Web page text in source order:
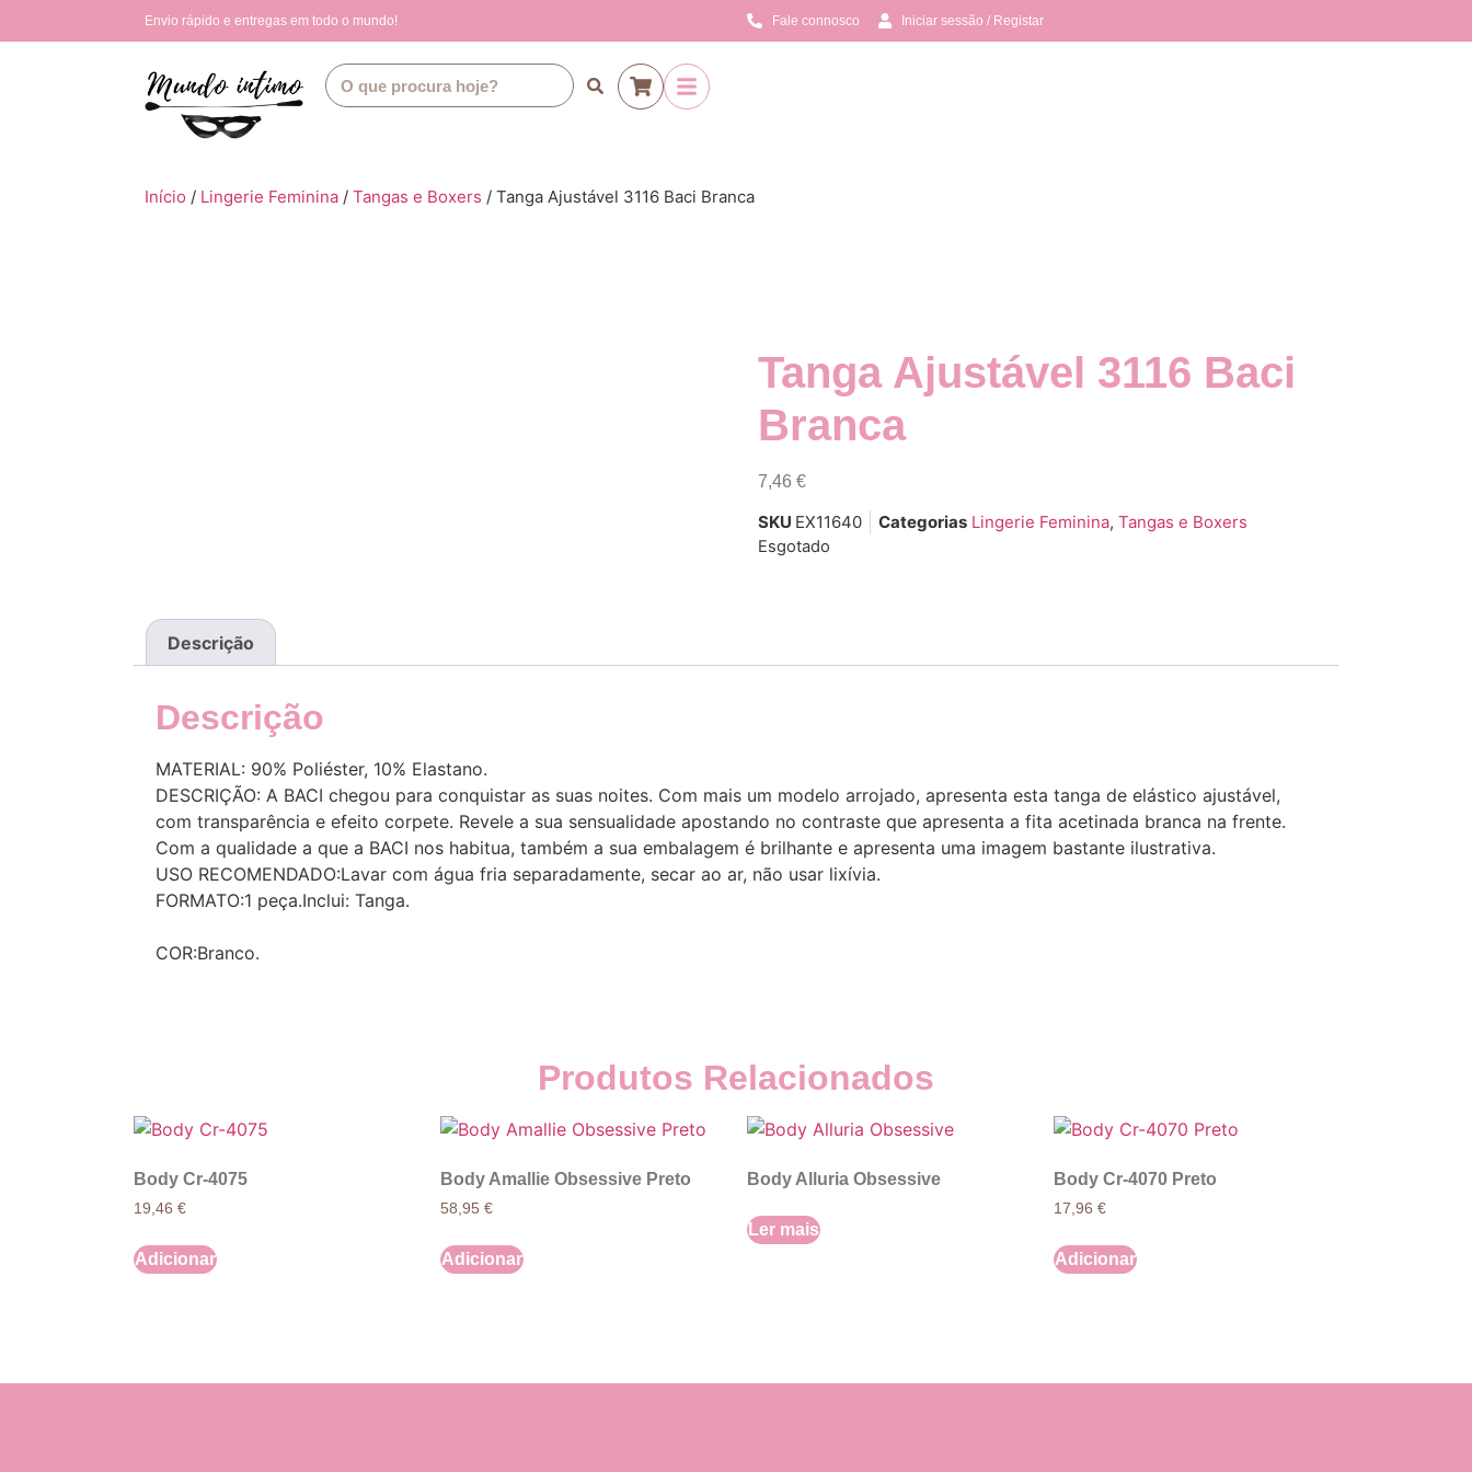
Envio rápido e entregas em todo o mundo! Fale connosco Iniciar sessão / Registar
Início / Lingerie Feminina / Tangas e Boxers / Tanga Ajustável 3116 Baci Branca
Tanga Ajustável 3116 Baci
Branca
7,46 €
SKU EX11640 Categorias Lingerie Feminina, Tangas e Boxers
Esgotado
Descrição
Descrição
MATERIAL: 90% Poliéster, 10% Elastano.
DESCRIÇÃO: A BACI chegou para conquistar as suas noites. Com mais um modelo arrojado, apresenta esta tanga de elástico ajustável,
com transparência e efeito corpete. Revele a sua sensualidade apostando no contraste que apresenta a fita acetinada branca na frente.
Com a qualidade a que a BACI nos habitua, também a sua embalagem é brilhante e apresenta uma imagem bastante ilustrativa.
USO RECOMENDADO:Lavar com água fria separadamente, secar ao ar, não usar lixívia.
FORMATO:1 peça.Inclui: Tanga.
COR:Branco.
Produtos Relacionados
Body Cr-4075
19,46 €
Adicionar
Body Amallie Obsessive Preto
58,95 €
Adicionar
Body Alluria Obsessive
Ler mais
Body Cr-4070 Preto
17,96 €
Adicionar